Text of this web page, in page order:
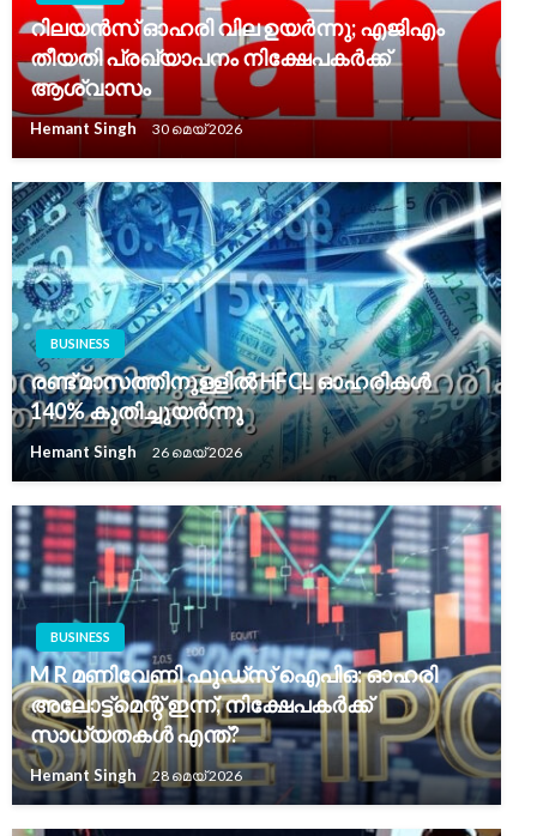
റിലയൻസ് ഓഹരി വില ഉയർന്നു; എജിഎം
തീയതി പ്രഖ്യാപനം നിക്ഷേപകർക്ക്
ആശ്വാസം
Hemant Singh 30 മെയ്‌ 2026
BUSINESS
രണ്ട് മാസത്തിനുള്ളിൽ HFCL ഓഹരികൾ
140% കുതിച്ചുയർന്നു
Hemant Singh 26 മെയ്‌ 2026
BUSINESS
M R മണിവേണി ഫുഡ്സ് ഐപിഒ: ഓഹരി
അലോട്ട്മെന്റ് ഇന്ന്, നിക്ഷേപകർക്ക്
സാധ്യതകൾ എന്ത്?
Hemant Singh 28 മെയ്‌ 2026